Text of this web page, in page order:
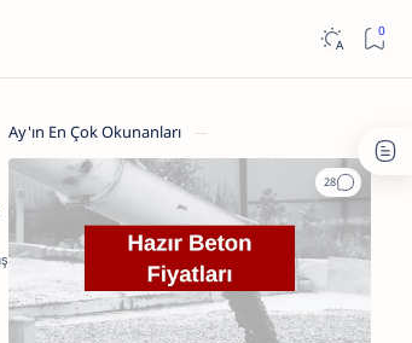
Ay'ın En Çok Okunanları